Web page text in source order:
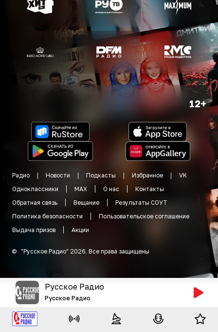
12+
Радио Новости Подкасты Избранное
VK
Одноклассники
MAX О нас
Контакты
Обратная связь
Вещание
Результаты СОУТ
Политика безопасности
Пользовательское соглашение
Выдача призов
Акции
© "Русское Радио" 2026. Все права защищены
Русское Радио
Русское Радио